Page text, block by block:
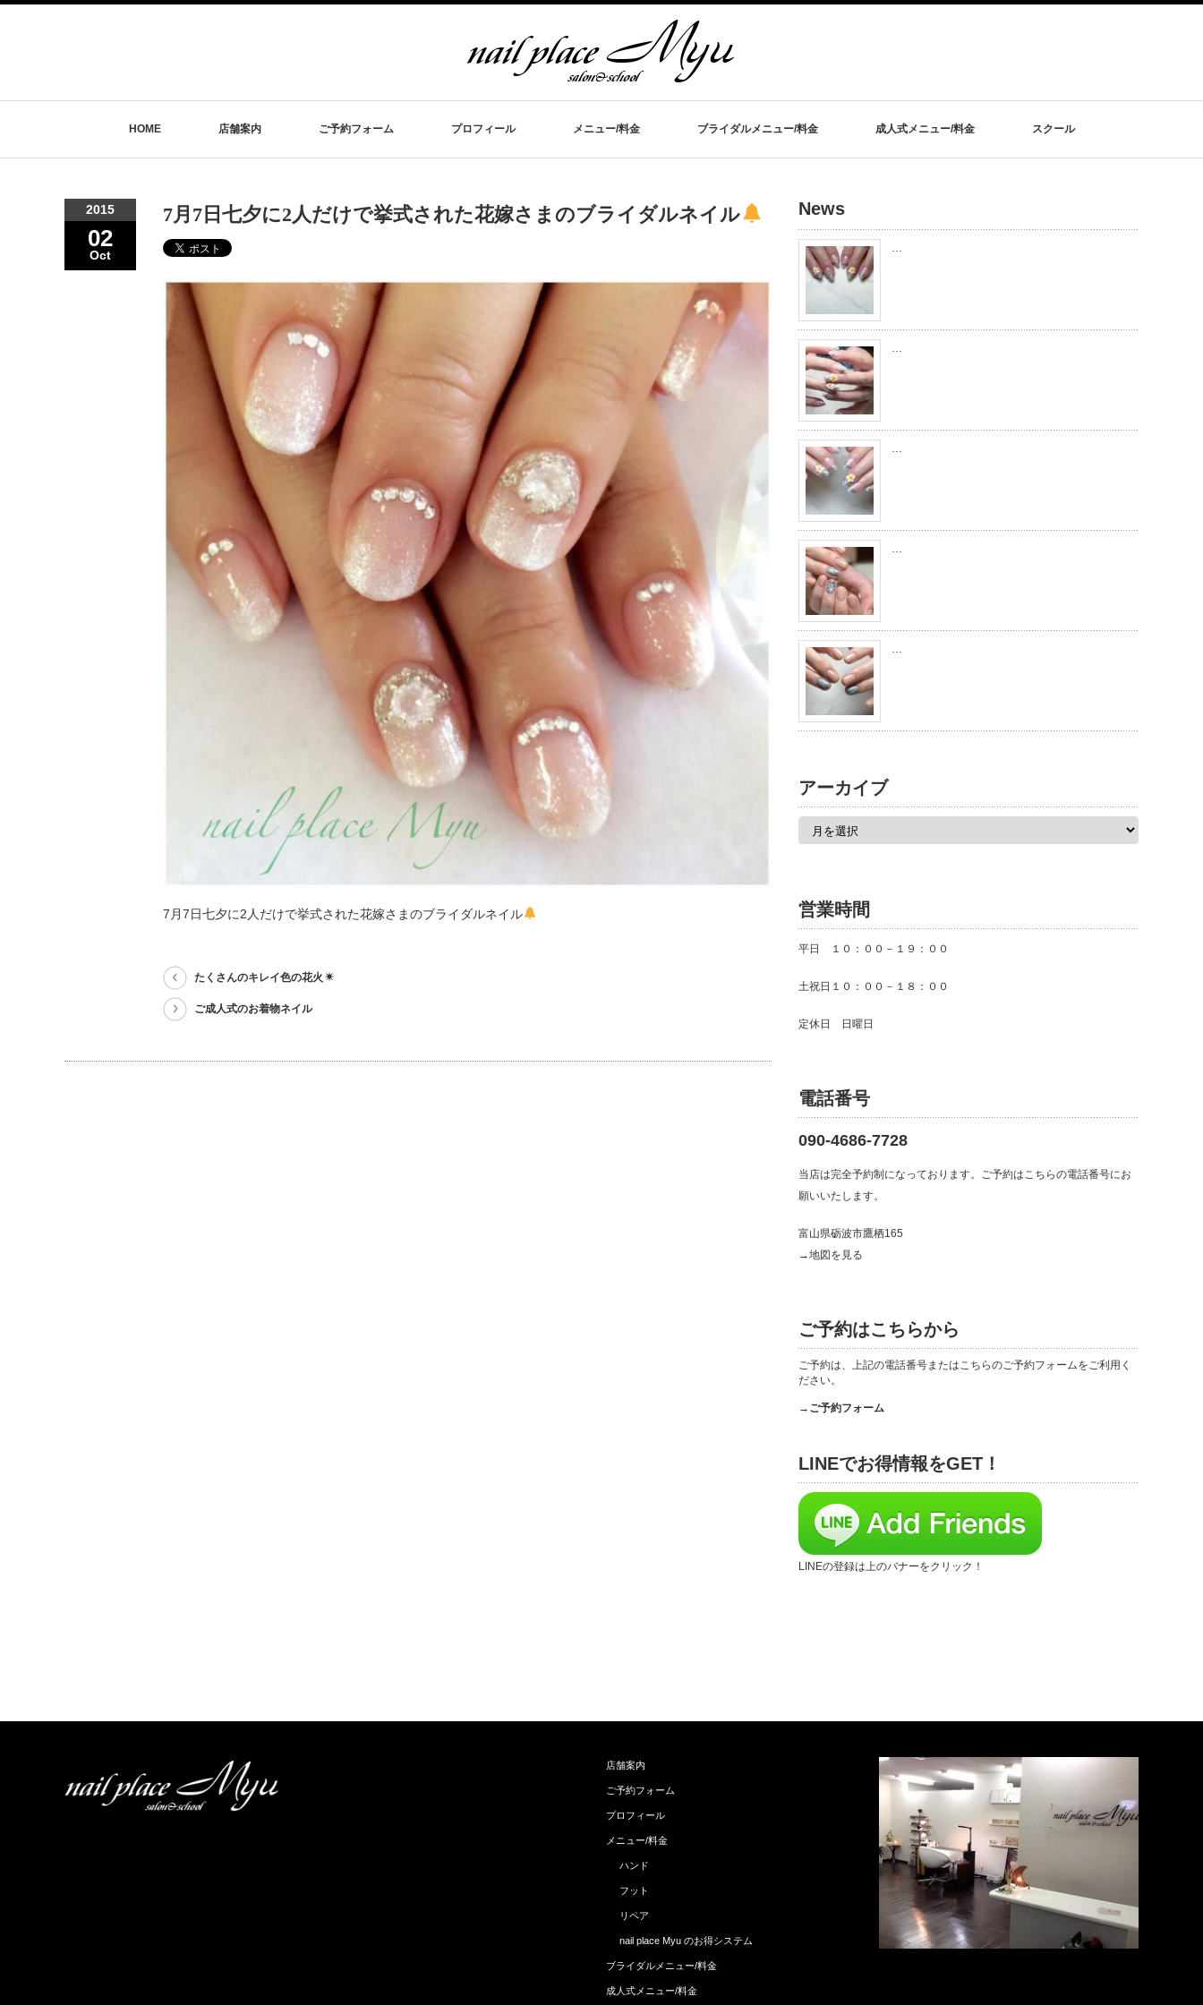
HOME 店舗案内 ご予約フォーム プロフィール メニュー/料金 ブライダルメニュー/料金 成人式メニュー/料金 スクール
2015
02
Oct
7月7日七夕に2人だけで挙式された花嫁さまのブライダルネイル
7月7日七夕に2人だけで挙式された花嫁さまのブライダルネイル
たくさんのキレイ色の花火
ご成人式のお着物ネイル
News
…
…
…
…
…
アーカイブ
営業時間
平日 １０：００－１９：００
土祝日１０：００－１８：００
定休日 日曜日
電話番号
090-4686-7728
当店は完全予約制になっております。ご予約はこちらの電話番号にお
願いいたします。
富山県砺波市鷹栖165
→地図を見る
ご予約はこちらから
ご予約は、上記の電話番号またはこちらのご予約フォームをご利用く
ださい。
→ご予約フォーム
LINEでお得情報をGET！
LINEの登録は上のバナーをクリック！
店舗案内
ご予約フォーム
プロフィール
メニュー/料金
ハンド
フット
リペア
nail place Myu のお得システム
ブライダルメニュー/料金
成人式メニュー/料金